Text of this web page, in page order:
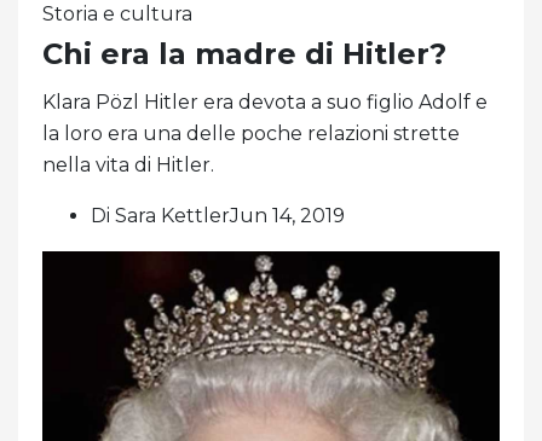
Storia e cultura
Chi era la madre di Hitler?
Klara Pözl Hitler era devota a suo figlio Adolf e
la loro era una delle poche relazioni strette
nella vita di Hitler.
Di Sara KettlerJun 14, 2019